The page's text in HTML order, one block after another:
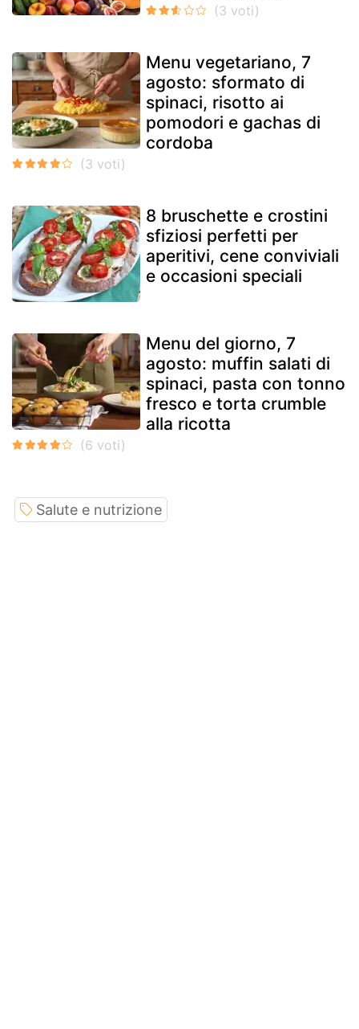
Menu vegetariano, 7
agosto: sformato di
spinaci, risotto ai
pomodori e gachas di
cordoba
8 bruschette e crostini
sfiziosi perfetti per
aperitivi, cene conviviali
e occasioni speciali
Menu del giorno, 7
agosto: muffin salati di
spinaci, pasta con tonno
fresco e torta crumble
alla ricotta
Salute e nutrizione